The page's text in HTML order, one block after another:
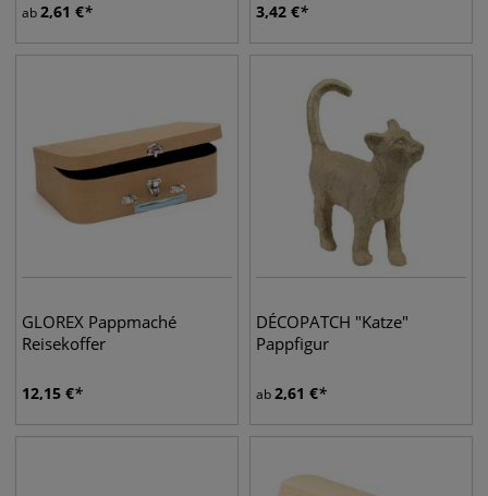
ab2,61 € 3,42 €
GLOREX Pappmaché
Reisekoffer
12,15 €
DÉCOPATCH "Katze"
Pappfigur
ab2,61 €